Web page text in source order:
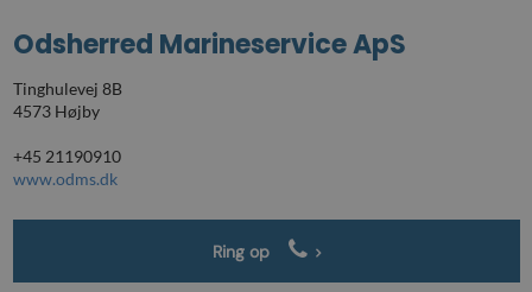
Odsherred Marineservice ApS
Tinghulevej 8B
4573 Højby
+45 21190910
www.odms.dk
Ring op